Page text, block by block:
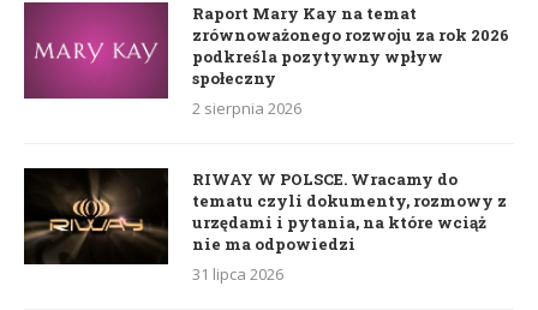
Raport Mary Kay na temat
zrównoważonego rozwoju za rok 2026
podkreśla pozytywny wpływ
społeczny
2 sierpnia 2026
RIWAY W POLSCE. Wracamy do
tematu czyli dokumenty, rozmowy z
urzędami i pytania, na które wciąż
nie ma odpowiedzi
31 lipca 2026